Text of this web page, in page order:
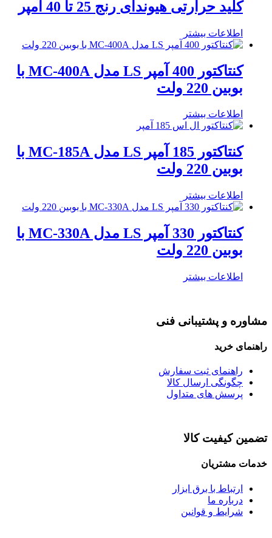
کلید حرارتی هیوندای رنج 25 تا 40 آمپر
اطلاعات بیشتر
کنتاکتور 400 آمپر LS مدل MC-400A با
بوبین 220 ولت
اطلاعات بیشتر
کنتاکتور 185 آمپر LS مدل MC-185A با
بوبین 220 ولت
اطلاعات بیشتر
کنتاکتور 330 آمپر LS مدل MC-330A با
بوبین 220 ولت
اطلاعات بیشتر
مشاوره و پشتیبانی فنی
راهنمای خرید
راهنمای ثبت سفارش
چگونگی ارسال کالا
پرسش های متداول
تضمین کیفیت کالا
خدمات مشتریان
ارتباط با برق ابزار
درباره ما
شرایط و قوانین